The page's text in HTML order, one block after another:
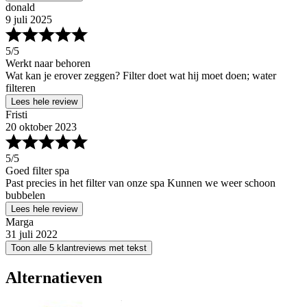
donald
9 juli 2025
5/5
Werkt naar behoren
Wat kan je erover zeggen? Filter doet wat hij moet doen; water
filteren
Lees hele review
Fristi
20 oktober 2023
5/5
Goed filter spa
Past precies in het filter van onze spa Kunnen we weer schoon
bubbelen
Lees hele review
Marga
31 juli 2022
Toon alle 5 klantreviews met tekst
Alternatieven